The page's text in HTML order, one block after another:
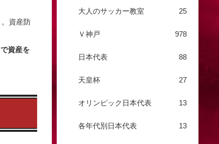
資産防
資産を
大人のサッカー教室 25
Ｖ神戸 978
日本代表 88
天皇杯 27
オリンピック日本代表 13
各年代別日本代表 13